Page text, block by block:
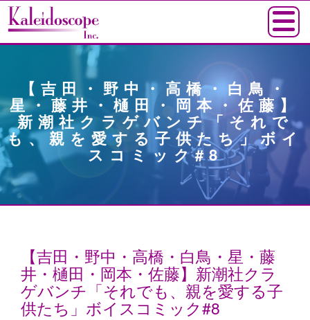
【吉田・野中・高橋・白鳥・
星・藤井・樋田・岡本・佐藤】
新潮社クラゲバンチ「それで
も、親を愛する子供たち」ボイ
スコミック#8
【吉田・野中・高橋・白鳥・星・藤
井・樋田・岡本・佐藤】新潮社クラ
ゲバンチ「それでも、親を愛する子
供たち」ボイスコミック#8